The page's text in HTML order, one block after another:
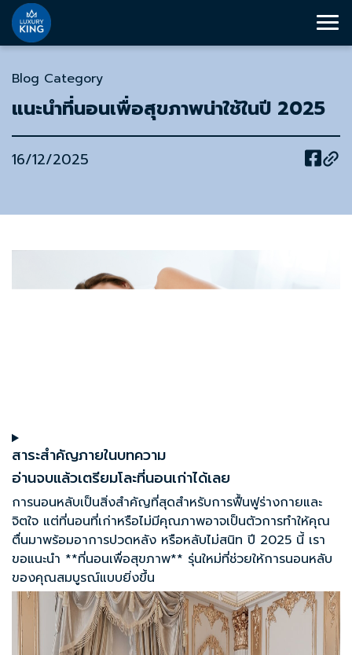
Blog Category
แนะนำที่นอนเพื่อสุขภาพน่าใช้ในปี 2025
16/12/2025
สาระสำคัญภายในบทความ
อ่านจบแล้วเตรียมโละที่นอนเก่าได้เลย
การนอนหลับเป็นสิ่งสำคัญที่สุดสำหรับการฟื้นฟูร่างกายและ
จิตใจ แต่ที่นอนที่เก่าหรือไม่มีคุณภาพอาจเป็นตัวการทำให้คุณ
ตื่นมาพร้อมอาการปวดหลัง หรือหลับไม่สนิท ปี 2025 นี้ เรา
ขอแนะนำ **ที่นอนเพื่อสุขภาพ** รุ่นใหม่ที่ช่วยให้การนอนหลับ
ของคุณสมบูรณ์แบบยิ่งขึ้น